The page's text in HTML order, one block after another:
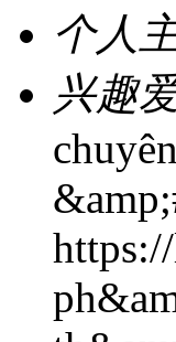
个人
兴趣